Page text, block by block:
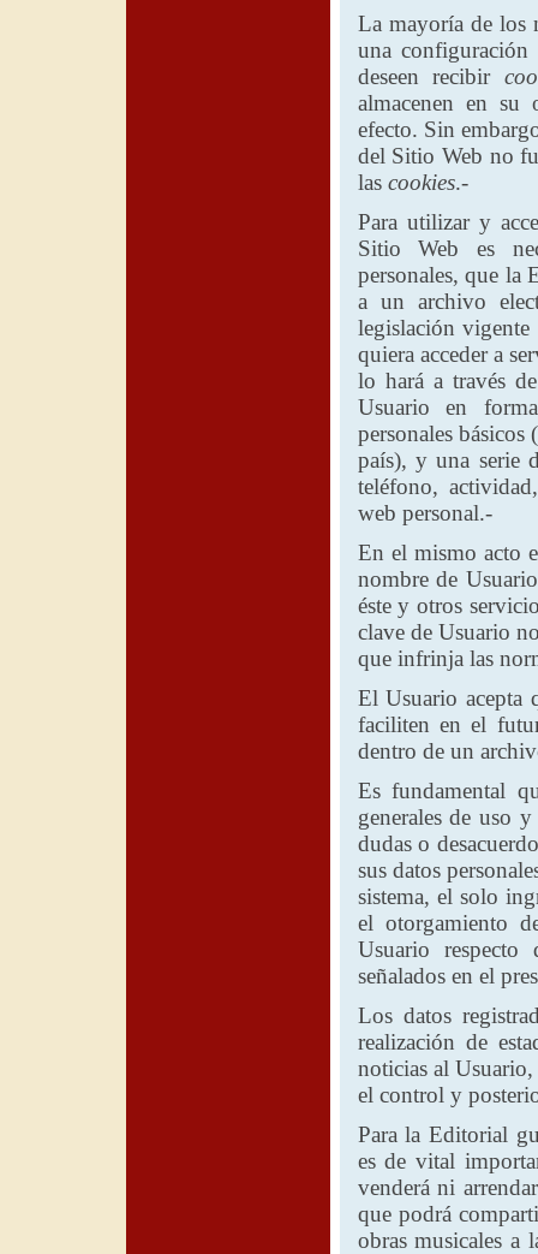
La mayoría de los
una
deseen recibir
almacenen en su
efecto. Sin
del Sitio Web no
las cookies.-
Para utilizar y
Sitio Web es
personales, que la
a un archivo
legislación
quiera acceder a
lo hará a través
Usuario en
personales
país), y una serie
teléfono,
web personal.-
En el mismo acto
nombre de
éste y otros
clave de Usuario
que infrinja las
El Usuario acepta
faciliten en el
dentro de un
Es fundamental
generales de uso
dudas o
sus datos
sistema, el solo
el otorgamiento
Usuario
señalados en el
Los datos
realización de
noticias al
el control y
Parala Editorial
es de vital
venderá ni
que podrá
obras musicales a